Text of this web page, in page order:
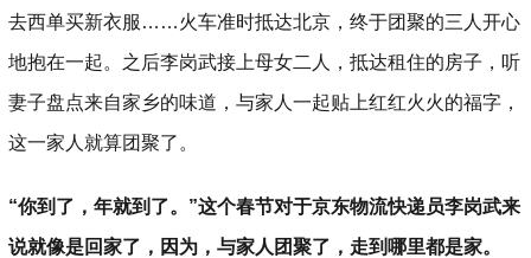
去西单买新衣服……火车准时抵达北京，终于团聚的三人开心
地抱在一起。之后李岗武接上母女二人，抵达租住的房子，听
妻子盘点来自家乡的味道，与家人一起贴上红红火火的福字，
这一家人就算团聚了。
“你到了，年就到了。”这个春节对于京东物流快递员李岗武来
说就像是回家了，因为，与家人团聚了，走到哪里都是家。